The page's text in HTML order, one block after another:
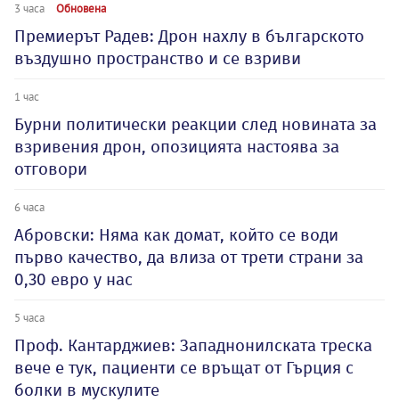
3 часа Обновена
Премиерът Радев: Дрон нахлу в българското
въздушно пространство и се взриви
1 час
Бурни политически реакции след новината за
взривения дрон, опозицията настоява за
отговори
6 часа
Абровски: Няма как домат, който се води
първо качество, да влиза от трети страни за
0,30 евро у нас
5 часа
Проф. Кантарджиев: Западнонилската треска
вече е тук, пациенти се връщат от Гърция с
болки в мускулите